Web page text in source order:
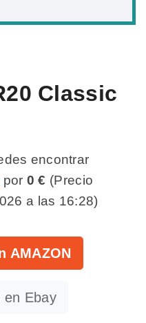
Classic
encontrar
por 0 € (Precio
a las 16:28)
AMAZON
en Ebay